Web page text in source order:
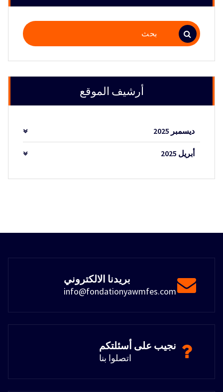
أرشيف الموقع
ديسمبر 2025
أبريل 2025
بريدنا الالكتروني
info@fondationyawmfes.com
نجيب على أسئلتكم
اتصلوا بنا